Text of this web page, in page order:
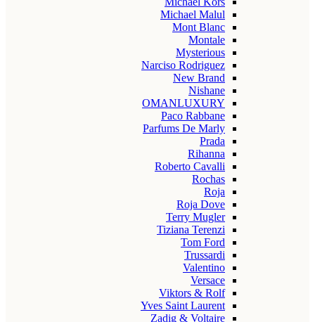
Michael Malul
Mont Blanc
Montale
Mysterious
Narciso Rodriguez
New Brand
Nishane
OMANLUXURY
Paco Rabbane
Parfums De Marly
Prada
Rihanna
Roberto Cavalli
Rochas
Roja
Roja Dove
Terry Mugler
Tiziana Terenzi
Tom Ford
Trussardi
Valentino
Versace
Viktors & Rolf
Yves Saint Laurent
Zadig & Voltaire